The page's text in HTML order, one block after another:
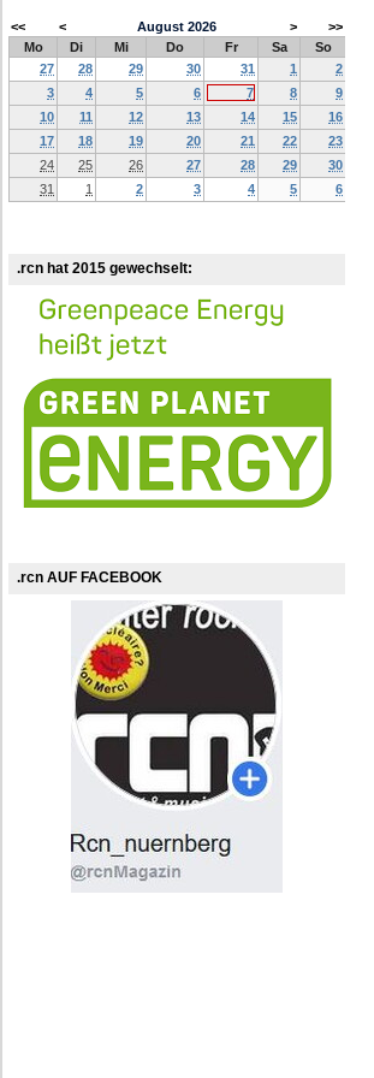
<< < August 2026 >
>>
Mo
Di Mi Do Fr Sa
So
27
28 29 30 31 1
2
3
4 5 6 7 8
9
10
11 12 13 14 15
16
17
18 19 20 21 22
23
24
25 26 27 28 29
30
31
1 2 3 4 5 6
.rcn hat 2015 gewechselt:
.rcn AUF FACEBOOK